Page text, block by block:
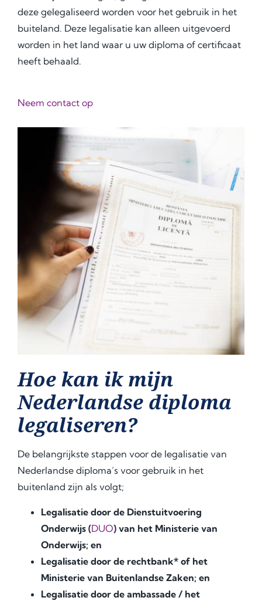
deze gelegaliseerd worden voor het gebruik in het
buiteland. Deze legalisatie kan alleen uitgevoerd
worden in het land waar u uw diploma of certificaat
heeft behaald.
Neem contact op
Hoe kan ik mijn
Nederlandse diploma
legaliseren?
De belangrijkste stappen voor de legalisatie van
Nederlandse diploma’s voor gebruik in het
buitenland zijn als volgt;
Legalisatie door de Dienstuitvoering
Onderwijs (DUO) van het Ministerie van
Onderwijs; en
Legalisatie door de rechtbank* of het
Ministerie van Buitenlandse Zaken; en
Legalisatie door de ambassade / het